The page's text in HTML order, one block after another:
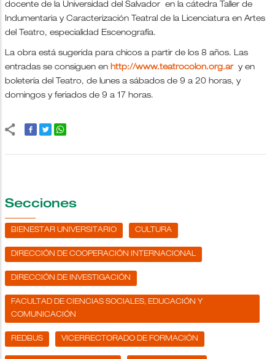
docente de la Universidad del Salvador en la cátedra Taller de
Indumentaria y Caracterización Teatral de la Licenciatura en Artes
del Teatro, especialidad Escenografía.
La obra está sugerida para chicos a partir de los 8 años. Las
entradas se consiguen en http://www.teatrocolon.org.ary en
boletería del Teatro, de lunes a sábados de 9 a 20 horas, y
domingos y feriados de 9 a 17 horas.
Secciones
BIENESTAR UNIVERSITARIO CULTURA
DIRECCIÓN DE COOPERACIÓN INTERNACIONAL
DIRECCIÓN DE INVESTIGACIÓN
FACULTAD DE CIENCIAS SOCIALES, EDUCACIÓN Y
COMUNICACIÓN
REDBUS VICERRECTORADO DE FORMACIÓN